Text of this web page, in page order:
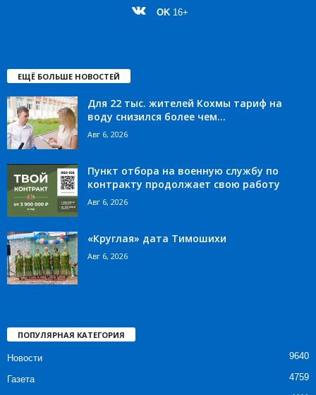
OK 16+
ЕЩЁ БОЛЬШЕ НОВОСТЕЙ
Для 22 тыс. жителей Кохмы тариф на
воду снизился более чем...
Авг 6, 2026
Пункт отбора на военную службу по
контракту продолжает свою работу
Авг 6, 2026
«Круглая» дата Тимошихи
Авг 6, 2026
ПОПУЛЯРНАЯ КАТЕГОРИЯ
Новости 9640
Газета
4759